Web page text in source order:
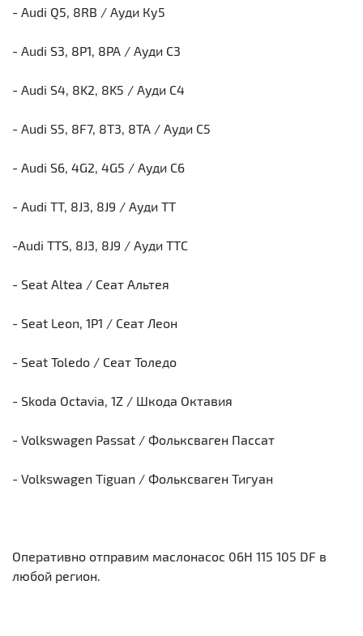
- Audi Q5, 8RB / Ауди Ку5
- Audi S3, 8P1, 8PA / Ауди С3
- Audi S4, 8K2, 8K5 / Ауди С4
- Audi S5, 8F7, 8T3, 8TA / Ауди С5
- Audi S6, 4G2, 4G5 / Ауди С6
- Audi TT, 8J3, 8J9 / Ауди ТТ
-Audi TTS, 8J3, 8J9 / Ауди ТТС
- Seat Altea / Сеат Альтея
- Seat Leon, 1P1 / Сеат Леон
- Seat Toledo / Сеат Толедо
- Skoda Octavia, 1Z / Шкода Октавия
- Volkswagen Passat / Фольксваген Пассат
- Volkswagen Tiguan / Фольксваген Тигуан
Оперативно отправим маслонасос 06H 115 105 DF в
любой регион.